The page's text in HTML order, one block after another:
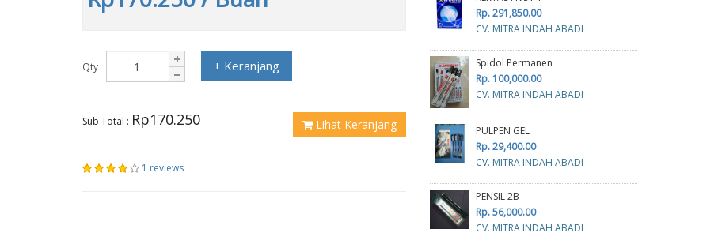
Qty + Keranjang
Sub Total : Rp170.250 Lihat Keranjang
1 reviews
Rp. 291,850.00
CV. MITRA INDAH ABADI
Spidol Permanen
Rp. 100,000.00
CV. MITRA INDAH ABADI
PULPEN GEL
Rp. 29,400.00
CV. MITRA INDAH ABADI
PENSIL 2B
Rp. 56,000.00
CV. MITRA INDAH ABADI